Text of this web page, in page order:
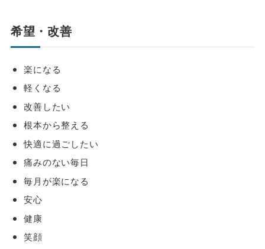
希望・改善
楽になる
軽くなる
改善したい
根本から整える
快適に過ごしたい
痛みのない毎日
毎月が楽になる
安心
健康
笑顔